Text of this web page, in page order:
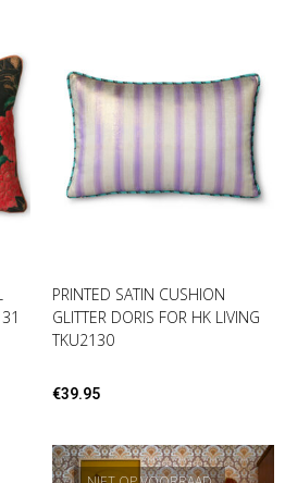
PRINTED SATIN CUSHION
GLITTER DORIS FOR HK LIVING
TKU2130
€39.95